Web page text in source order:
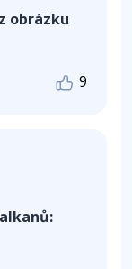
obrázku
9